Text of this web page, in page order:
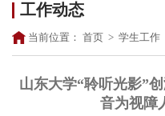
工作动态
当前位置： 首页 > 学生工作
山东大学“聆听光影”
音为视障